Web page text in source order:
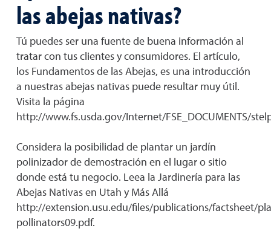
las abejas nativas?
Tú puedes ser una fuente de buena información al
tratar con tus clientes y consumidores. El artículo,
los Fundamentos de las Abejas, es una introducción
a nuestras abejas nativas puede resultar muy útil.
Visita la página
http://www.fs.usda.gov/Internet/FSE_DOCUMENTS/
Considera la posibilidad de plantar un jardín
polinizador de demostración en el lugar o sitio
donde está tu negocio. Leea la Jardinería para las
Abejas Nativas en Utah y Más Allá
http://extension.usu.edu/files/publications/factsheet/
pollinators09.pdf.